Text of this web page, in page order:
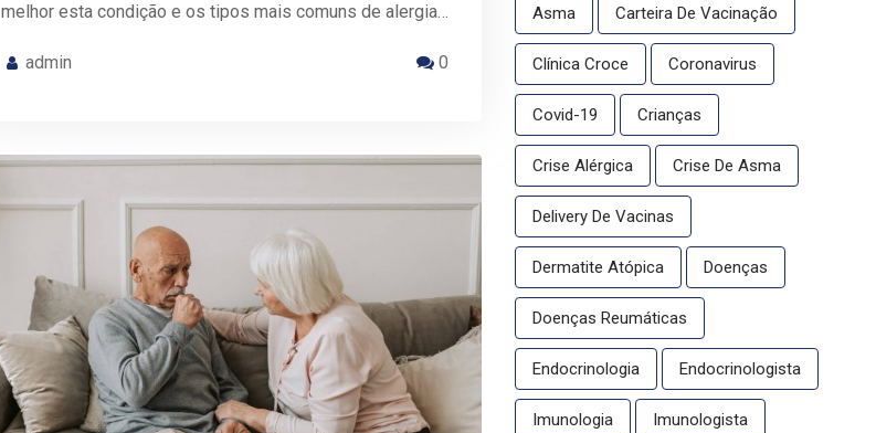
melhor esta condição e os tipos mais comuns de alergia…
admin 0
Asma Carteira De Vacinação
Clínica Croce Coronavirus
Covid-19 Crianças
Crise Alérgica Crise De Asma
Delivery De Vacinas
Dermatite Atópica Doenças
Doenças Reumáticas
Endocrinologia Endocrinologista
Imunologia Imunologista